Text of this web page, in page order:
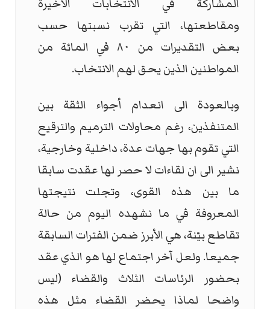
المشاركة في الانتخابات الأخيرة
ومقاطعتها، التي تقرب نسبتها حسب
بعض التقديرات من ٨٠ في المائة من
المواطنين الذين يحق لهم الانتخاب.
وبالعودة الى انعدام أجواء الثقة بين
المتنفذين، رغم محاولات الترميم والترقيع
التي تقوم بها جهات عدة، داخلية وخارجية،
نشير الى ان لقاءات لا حصر لها عقدت سابقا
ما بين هذه القوى، وتجلت نتيجتها
المعروفة في ما نشهده اليوم من حالة
تقاطع بيّنة، هي الأبرز ضمن الفترات السابقة
جميعا. ولعل آخر اجتماع لها هو الذي عقد
بحضور الرئاسات الثلاث والقضاء (ليس
واضحا لماذا يحضر القضاء مثل هذه